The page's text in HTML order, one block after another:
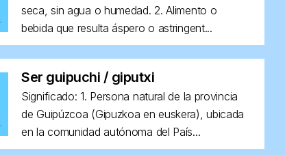
seca, sin agua o humedad. 2. Alimento o
bebida que resulta áspero o astringent...
Ser guipuchi / giputxi
Significado: 1. Persona natural de la provincia
de Guipúzcoa (Gipuzkoa en euskera), ubicada
en la comunidad autónoma del País...